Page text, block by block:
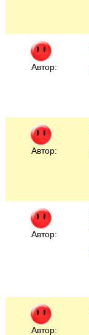
Автор:
Автор:
Автор:
Автор: